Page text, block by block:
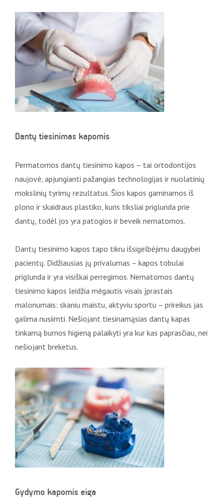
Dantų tiesinimas kapomis
Permatomos dantų tiesinimo kapos – tai ortodontijos
naujovė, apjungianti pažangias technologijas ir nuolatinių
mokslinių tyrimų rezultatus. Šios kapos gaminamos iš
plono ir skaidraus plastiko, kuris tiksliai priglunda prie
dantų, todėl jos yra patogios ir beveik nematomos.
Dantų tiesinimo kapos tapo tikru išsigelbėjimu daugybei
pacientų. Didžiausias jų privalumas – kapos tobulai
priglunda ir yra visiškai perregimos. Nematomos dantų
tiesinimo kapos leidžia mėgautis visais įprastais
malonumais: skaniu maistu, aktyviu sportu – prireikus jas
galima nusiimti. Nešiojant tiesinamąsias dantų kapas
tinkamą burnos higieną palaikyti yra kur kas paprasčiau, nei
nešiojant breketus.
Gydymo kapomis eiga